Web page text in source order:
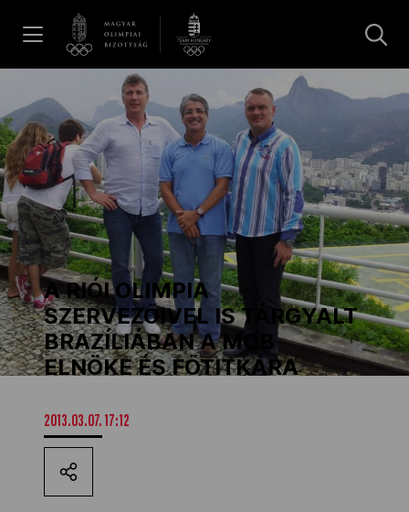
Hírek
Galéria
Dakar 2026
Los Angeles 2028
MOB
Kettőskarrier-program
A RIÓI OLIMPIA
SZERVEZŐIVEL IS TÁRGYALT
BRAZÍLIÁBAN A MOB
ELNÖKE ÉS FŐTITKÁRA
2013.03.07. 17:12